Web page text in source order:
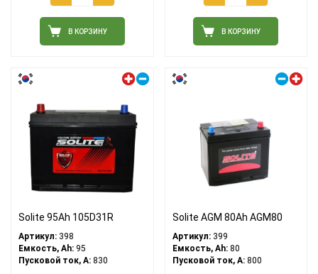
В КОРЗИНУ В КОРЗИНУ
Solite 95Ah 105D31R
Артикул: 398
Емкость, Ah: 95
Пусковой ток, A: 830
Solite AGM 80Ah AGM80
Артикул:399
Емкость, Ah:80
Пусковой ток, A:800